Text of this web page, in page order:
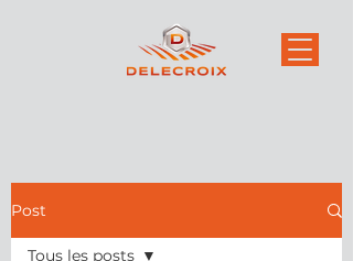
Post
Tous les posts